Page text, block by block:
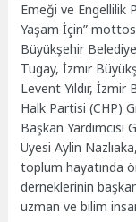
Emeği ve Engellilik
Yaşam İçin”
Büyükşehir
Tugay, İzmir
Levent Yıldır,
Halk Partisi (CHP)
Başkan
Üyesi Aylin
toplum hayatında
derneklerinin
uzman ve bilim